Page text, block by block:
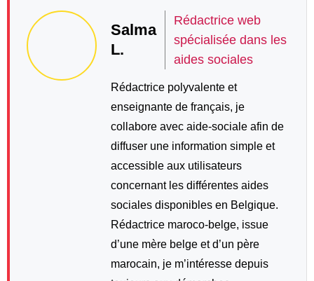
Salma
L.
Rédactrice web
spécialisée dans les
aides sociales
Rédactrice polyvalente et
enseignante de français, je
collabore avec aide-sociale afin de
diffuser une information simple et
accessible aux utilisateurs
concernant les différentes aides
sociales disponibles en Belgique.
Rédactrice maroco-belge, issue
d’une mère belge et d’un père
marocain, je m’intéresse depuis